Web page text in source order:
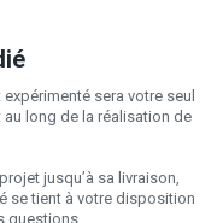
sera votre seul
long de la réalisation de
jusqu’à sa livraison,
se tient à votre disposition
questions.